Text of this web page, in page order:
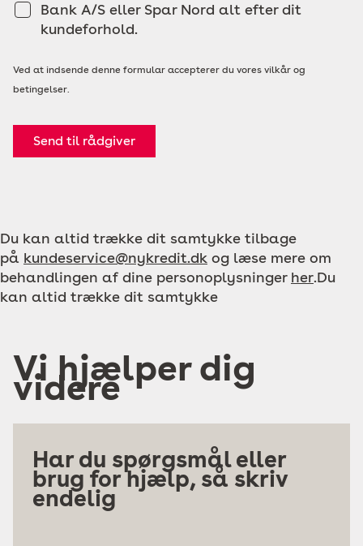
Bank A/S eller Spar Nord alt efter dit
kundeforhold.
Ved at indsende denne formular accepterer du vores vilkår og
betingelser.
Send til rådgiver
Du kan altid trække dit samtykke tilbage
på kundeservice@nykredit.dk og læse mere om
behandlingen af dine personoplysninger her.Du
kan altid trække dit samtykke
Vi hjælper dig
videre
Har du spørgsmål eller
brug for hjælp, så skriv
endelig